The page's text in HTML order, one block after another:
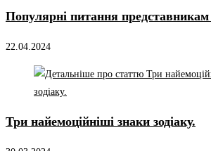
Популярні питання
22.04.2024
Три найемоційніші знаки зодіаку.